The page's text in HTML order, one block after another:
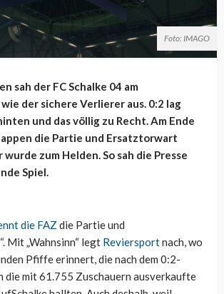
Foto: IMAGO
sah der FC Schalke 04 am
der sichere Verlierer aus. 0:2 lag
und das völlig zu Recht. Am Ende
die Partie und Ersatztorwart
zum Helden. So sah die Presse
Spiel.
die FAZ die Partie und
Mit „Wahnsinn“ legt Reviersportnach, wo
Pfiffe erinnert, die nach dem 0:2-
die mit 61.755 Zuschauern ausverkaufte